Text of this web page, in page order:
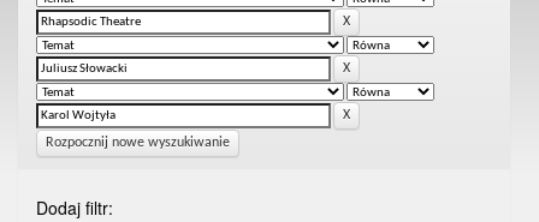
Rozpocznij nowe wyszukiwanie
Dodaj filtr: